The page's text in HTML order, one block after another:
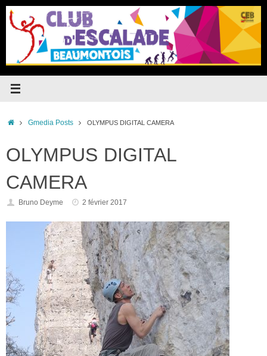
Passer
contenu
Accueil
Gmedia Posts OLYMPUS DIGITAL CAMERA
OLYMPUS DIGITAL
CAMERA
Bruno Deyme 2 février 2017